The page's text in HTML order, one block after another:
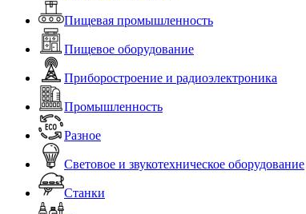
Пищевая промышленность
Пищевое оборудование
Приборостроение и радиоэлектроника
Промышленность
Разное
Световое и звукотехническое оборудование
Станки